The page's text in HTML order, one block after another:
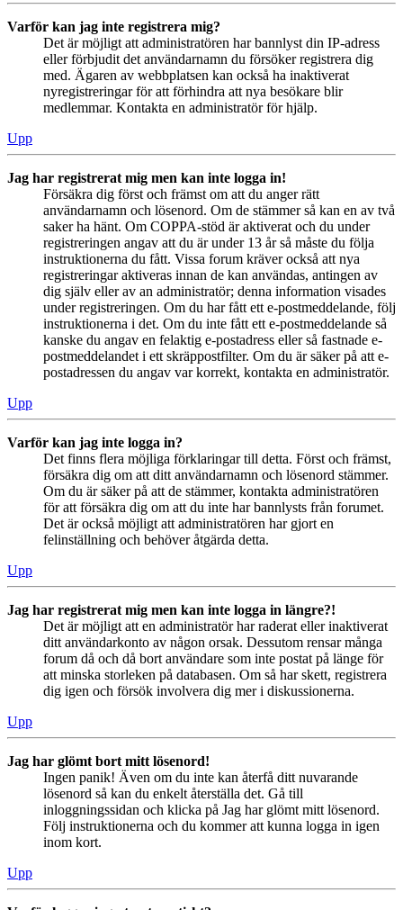
Varför kan jag inte registrera mig?
Det är möjligt att administratören har bannlyst din IP-adress
eller förbjudit det användarnamn du försöker registrera dig
med. Ägaren av webbplatsen kan också ha inaktiverat
nyregistreringar för att förhindra att nya besökare blir
medlemmar. Kontakta en administratör för hjälp.
Upp
Jag har registrerat mig men kan inte logga in!
Försäkra dig först och främst om att du anger rätt
användarnamn och lösenord. Om de stämmer så kan en av två
saker ha hänt. Om COPPA-stöd är aktiverat och du under
registreringen angav att du är under 13 år så måste du följa
instruktionerna du fått. Vissa forum kräver också att nya
registreringar aktiveras innan de kan användas, antingen av
dig själv eller av an administratör; denna information visades
under registreringen. Om du har fått ett e-postmeddelande, följ
instruktionerna i det. Om du inte fått ett e-postmeddelande så
kanske du angav en felaktig e-postadress eller så fastnade e-
postmeddelandet i ett skräppostfilter. Om du är säker på att e-
postadressen du angav var korrekt, kontakta en administratör.
Upp
Varför kan jag inte logga in?
Det finns flera möjliga förklaringar till detta. Först och främst,
försäkra dig om att ditt användarnamn och lösenord stämmer.
Om du är säker på att de stämmer, kontakta administratören
för att försäkra dig om att du inte har bannlysts från forumet.
Det är också möjligt att administratören har gjort en
felinställning och behöver åtgärda detta.
Upp
Jag har registrerat mig men kan inte logga in längre?!
Det är möjligt att en administratör har raderat eller inaktiverat
ditt användarkonto av någon orsak. Dessutom rensar många
forum då och då bort användare som inte postat på länge för
att minska storleken på databasen. Om så har skett, registrera
dig igen och försök involvera dig mer i diskussionerna.
Upp
Jag har glömt bort mitt lösenord!
Ingen panik! Även om du inte kan återfå ditt nuvarande
lösenord så kan du enkelt återställa det. Gå till
inloggningssidan och klicka på Jag har glömt mitt lösenord.
Följ instruktionerna och du kommer att kunna logga in igen
inom kort.
Upp